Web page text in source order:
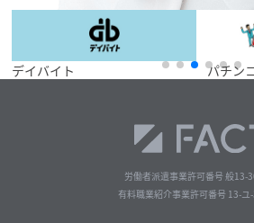
パチンコヒーローズ イベ
労働者派遣事業許可番号 般13-
有料職業紹介事業許可番号 13-